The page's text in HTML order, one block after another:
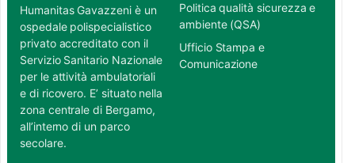
Humanitas Gavazzeni è un
ospedale polispecialistico
privato accreditato con il
Servizio Sanitario Nazionale
per le attività ambulatoriali
e di ricovero. E’ situato nella
zona centrale di Bergamo,
all’interno di un parco
secolare.
Politica qualità sicurezza e
ambiente (QSA)
Ufficio Stampa e
Comunicazione